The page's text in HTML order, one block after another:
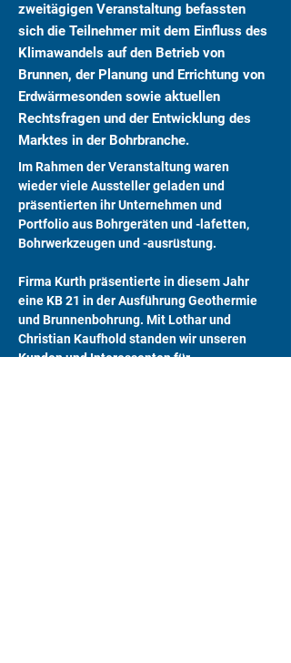
zweitägigen Veranstaltung befassten
sich die Teilnehmer mit dem Einfluss des
Klimawandels auf den Betrieb von
Brunnen, der Planung und Errichtung von
Erdwärmesonden sowie aktuellen
Rechtsfragen und der Entwicklung des
Marktes in der Bohrbranche.
Im Rahmen der Veranstaltung waren
wieder viele Aussteller geladen und
präsentierten ihr Unternehmen und
Portfolio aus Bohrgeräten und -lafetten,
Bohrwerkzeugen und -ausrüstung.
Firma Kurth präsentierte in diesem Jahr
eine KB 21 in der Ausführung Geothermie
und Brunnenbohrung. Mit Lothar und
Christian Kaufhold standen wir unseren
Kunden und Interessenten für